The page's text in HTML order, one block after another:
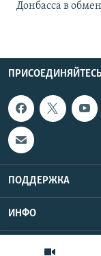
Донбасса в
ПОДДЕРЖКА
ИНФО
UTC+3